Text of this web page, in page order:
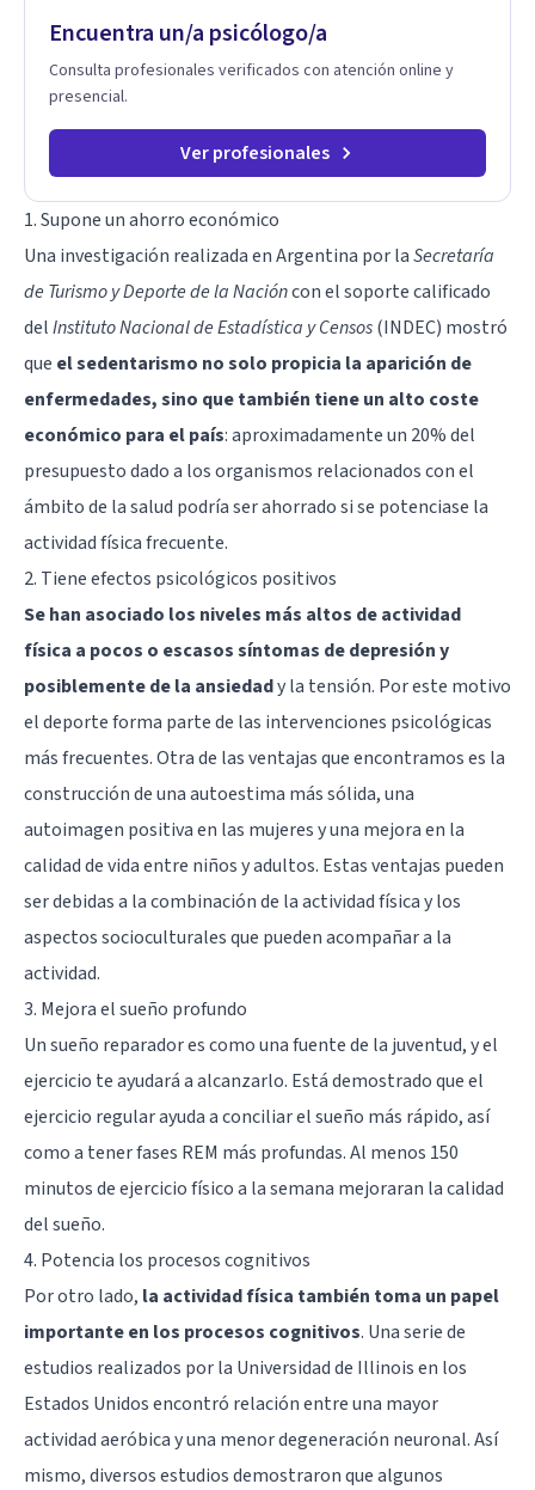
Encuentra un/a psicólogo/a
Consulta profesionales verificados con atención online y
presencial.
Ver profesionales
1. Supone un ahorro económico
Una investigación realizada en Argentina por laSecretaría
de Turismo y Deporte de la Nacióncon el soporte calificado
delInstituto Nacional de Estadística y Censos(INDEC) mostró
que el sedentarismo no solo propicia la aparición de
enfermedades, sino que también tiene un alto coste
económico para el país: aproximadamente un 20% del
presupuesto dado a los organismos relacionados con el
ámbito de la salud podría ser ahorrado si se potenciase la
actividad física frecuente.
2. Tiene efectos psicológicos positivos
Se han asociado los niveles más altos de actividad
física a pocos o escasos síntomas de depresión y
posiblemente de la ansiedady la tensión. Por este motivo
el deporte forma parte de las intervenciones psicológicas
más frecuentes. Otra de las ventajas que encontramos es la
construcción de una autoestima más sólida, una
autoimagen positiva en las mujeres y una mejora en la
calidad de vida entre niños y adultos. Estas ventajas pueden
ser debidas a la combinación de la actividad física y los
aspectos socioculturales que pueden acompañar a la
actividad.
3. Mejora el sueño profundo
Un sueño reparador es como una fuente de la juventud, y el
ejercicio te ayudará a alcanzarlo. Está demostrado que el
ejercicio regular ayuda a conciliar el sueño más rápido, así
como a tener fases REM más profundas. Al menos 150
minutos de ejercicio físico a la semana mejoraran la calidad
del sueño.
4. Potencia los procesos cognitivos
Por otro lado, la actividad física también toma un papel
importante en los procesos cognitivos. Una serie de
estudios realizados por la Universidad de Illinois en los
Estados Unidos encontró relación entre una mayor
actividad aeróbica y una menor degeneración neuronal. Así
mismo, diversos estudios demostraron que algunos